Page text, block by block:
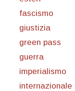
fascismo
giustizia
green pass
guerra
imperialismo
internazionale